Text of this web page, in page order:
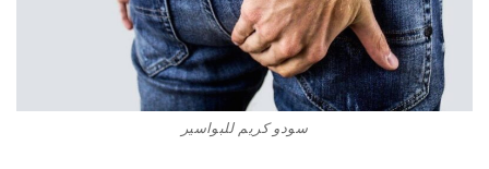
سودو كريم للبواسير